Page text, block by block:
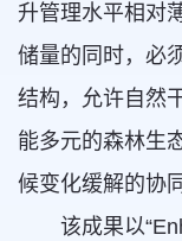
升管理水平相对
储量的同时，必
结构，允许自然
能多元的森林生
候变化缓解的协
该成果以